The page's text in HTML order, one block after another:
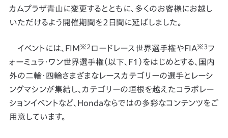
カムプラザ青山に変更するとともに、多くのお客様にお越し
いただけるよう開催期間を2日間に延ばしました。
イベントには、FIM ※2ロードレース世界選手権やFIA※3フ
ォーミュラ・ワン世界選手権（以下、F1）をはじめとする、国内
外の二輪・四輪さまざまなレースカテゴリーの選手とレーシ
ングマシンが集結し、カテゴリーの垣根を越えたコラボレー
ションイベントなど、Hondaならではの多彩なコンテンツをご
用意しています。